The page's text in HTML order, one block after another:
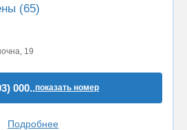
(65)
19
000..показать номер
Подробнее